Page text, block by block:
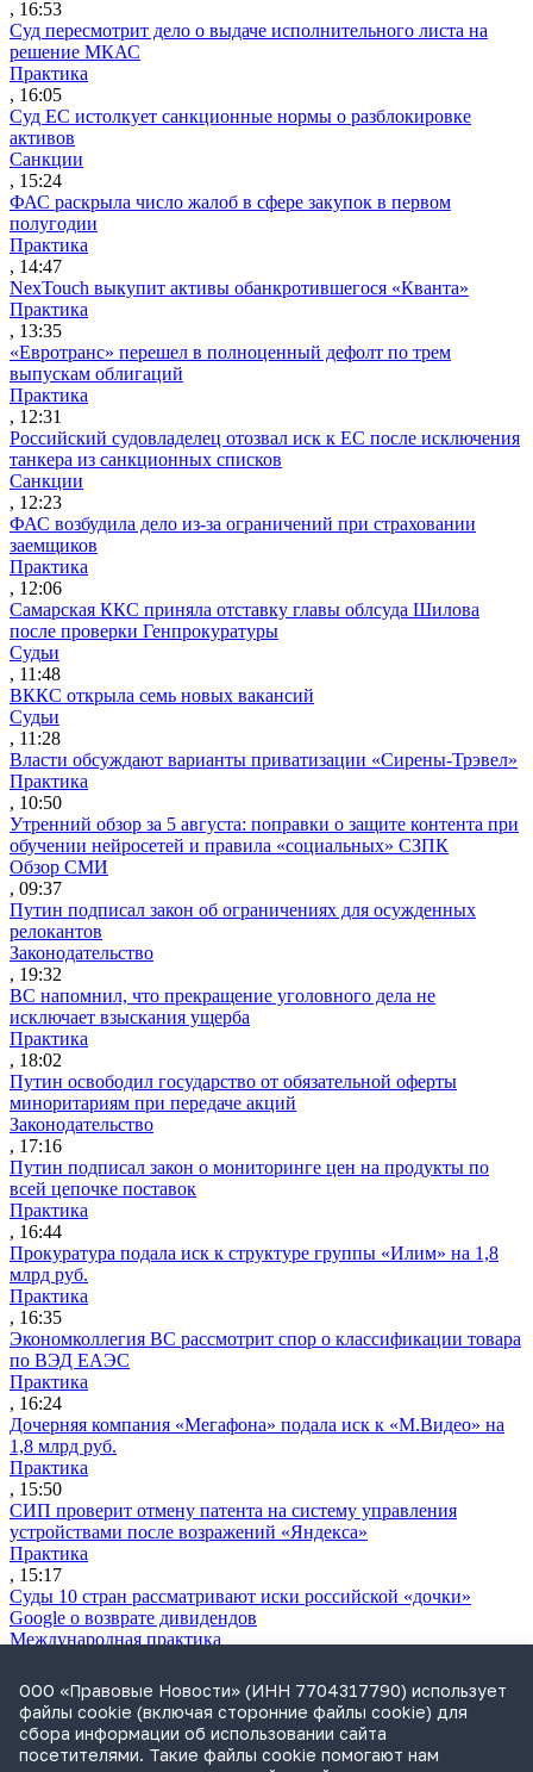
, 16:53
Суд пересмотрит дело о выдаче исполнительного листа на
решение МКАС
Практика
, 16:05
Суд ЕС истолкует санкционные нормы о разблокировке
активов
Санкции
, 15:24
ФАС раскрыла число жалоб в сфере закупок в первом
полугодии
Практика
, 14:47
NexTouch выкупит активы обанкротившегося «Кванта»
Практика
, 13:35
«Евротранс» перешел в полноценный дефолт по трем
выпускам облигаций
Практика
, 12:31
Российский судовладелец отозвал иск к ЕС после исключения
танкера из санкционных списков
Санкции
, 12:23
ФАС возбудила дело из-за ограничений при страховании
заемщиков
Практика
, 12:06
Самарская ККС приняла отставку главы облсуда Шилова
после проверки Генпрокуратуры
Судьи
, 11:48
ВККС открыла семь новых вакансий
Судьи
, 11:28
Власти обсуждают варианты приватизации «Сирены-Трэвел»
Практика
, 10:50
Утренний обзор за 5 августа: поправки о защите контента при
обучении нейросетей и правила «социальных» СЗПК
Обзор СМИ
, 09:37
Путин подписал закон об ограничениях для осужденных
релокантов
Законодательство
, 19:32
ВС напомнил, что прекращение уголовного дела не
исключает взыскания ущерба
Практика
, 18:02
Путин освободил государство от обязательной оферты
миноритариям при передаче акций
Законодательство
, 17:16
Путин подписал закон о мониторинге цен на продукты по
всей цепочке поставок
Практика
, 16:44
Прокуратура подала иск к структуре группы «Илим» на 1,8
млрд руб.
Практика
, 16:35
Экономколлегия ВС рассмотрит спор о классификации товара
по ВЭД ЕАЭС
Практика
, 16:24
Дочерняя компания «Мегафона» подала иск к «М.Видео» на
1,8 млрд руб.
Практика
, 15:50
СИП проверит отмену патента на систему управления
устройствами после возражений «Яндекса»
Практика
, 15:17
Суды 10 стран рассматривают иски российской «дочки»
Google о возврате дивидендов
Международная практика
ФАС раскрыла схему ограничения конкуренции в СРО
«Единство»
Практика
, 14:08
Суд снял арбитражную оговорку по просьбе иностранного
ООО «Правовые Новости» (ИНН 7704317790) использует
файлы cookie (включая сторонние файлы cookie) для
сбора информации об использовании сайта
посетителями. Такие файлы cookie помогают нам